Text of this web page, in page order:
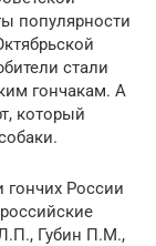
популярности
стали
гончакам. А
который
России
Губин П.М.,